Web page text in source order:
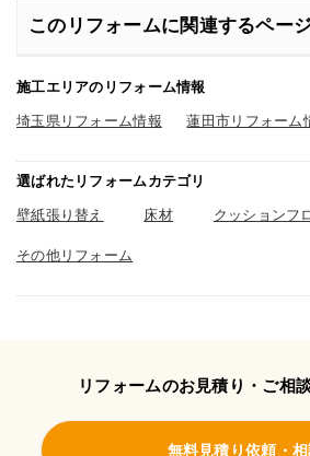
このリフォームに関連するペー
施工エリアのリフォーム情報
埼玉県リフォーム情報 蓮田市リフォーム
選ばれたリフォームカテゴリ
壁紙張り替え 床材 クッションフ
その他リフォーム
リフォームのお見積り・ご相
無料見積り依頼・